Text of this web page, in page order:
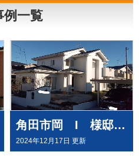
例一覧
角田市岡 I 様邸で外壁塗装工事させて頂きました
2024年12月17日 更新